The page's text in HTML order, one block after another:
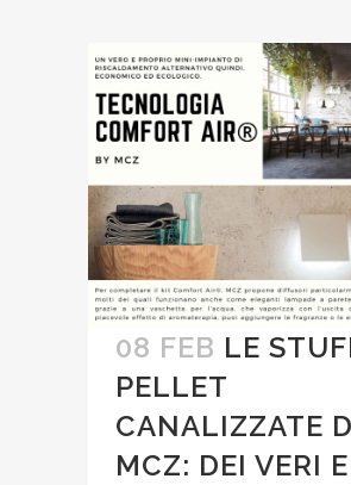
08 FEB LE
PELLET
CANALIZZATE
MCZ: DEI VERI E